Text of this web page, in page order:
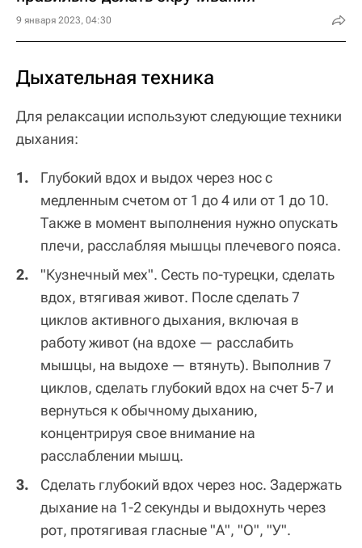
9 января 2023, 04:30
Дыхательная техника
Для релаксации используют следующие техники
дыхания:
Глубокий вдох и выдох через нос с
медленным счетом от 1 до 4 или от 1 до 10.
Также в момент выполнения нужно опускать
плечи, расслабляя мышцы плечевого пояса.
"Кузнечный мех". Сесть по-турецки, сделать
вдох, втягивая живот. После сделать 7
циклов активного дыхания, включая в
работу живот (на вдохе — расслабить
мышцы, на выдохе — втянуть). Выполнив 7
циклов, сделать глубокий вдох на счет 5-7 и
вернуться к обычному дыханию,
концентрируя свое внимание на
расслаблении мышц.
Сделать глубокий вдох через нос. Задержать
дыхание на 1-2 секунды и выдохнуть через
рот, протягивая гласные "А", "О", "У".